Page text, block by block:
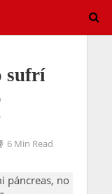
sufrí
6 Min Read